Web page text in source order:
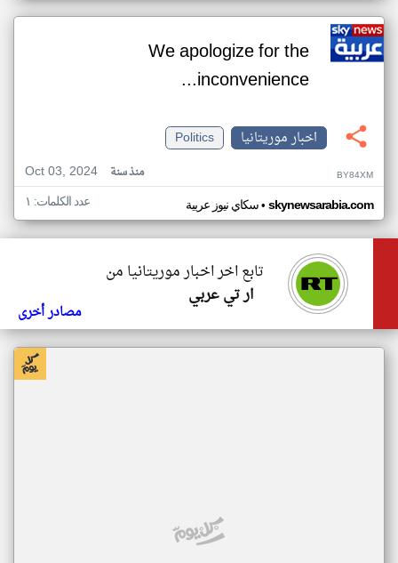
We apologize for the
inconvenience...
اخبار موريتانيا
Politics
Oct 03, 2024
منذ سنة BY84XM
سكاي نيوز عربية• skynewsarabia.com عدد الكلمات: ١
تابع اخر اخبار موريتانيا من
ار تي عربي
مصادر أخرى